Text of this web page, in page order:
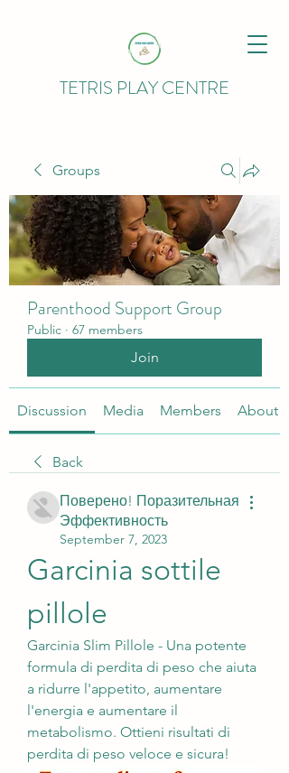
TETRIS PLAY CENTRE
Groups
Parenthood Support Group
Public · 67 members
Join
Discussion Media Members About
Back
Поверено! Поразительная
Эффективность
September 7, 2023
Garcinia sottile
pillole
Garcinia Slim Pillole - Una potente
formula di perdita di peso che aiuta
a ridurre l'appetito, aumentare
l'energia e aumentare il
metabolismo. Ottieni risultati di
perdita di peso veloce e sicura!